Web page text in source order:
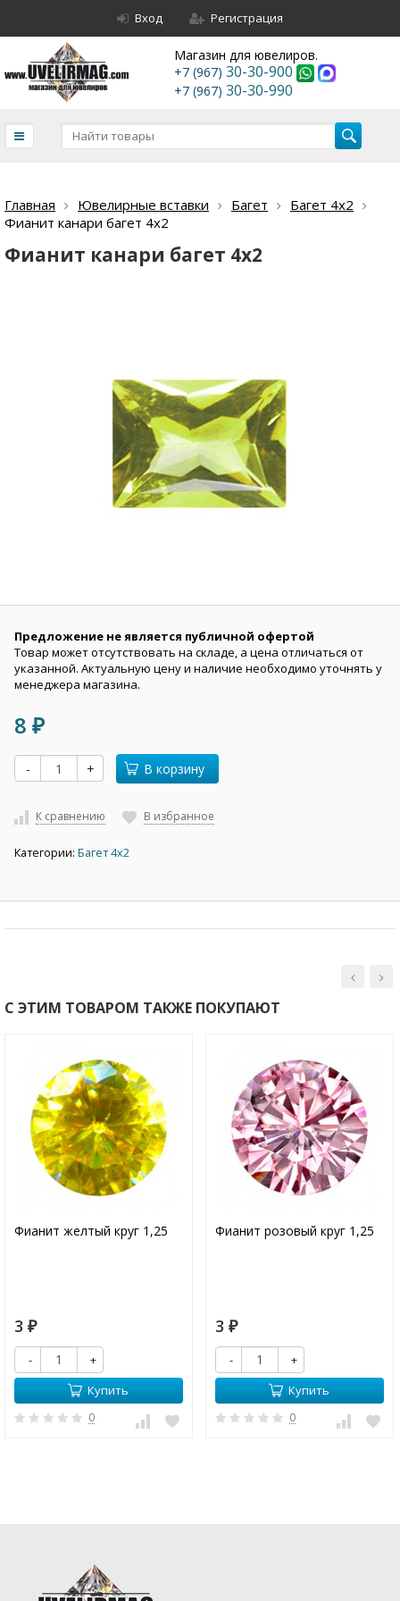
Вход Регистрация
Магазин для ювелиров.
+7 (967) 30-30-900
+7 (967) 30-30-990
Главная Ювелирные вставки Багет
Багет 4х2
Фианит канари багет 4х2
Фианит канари багет 4х2
Предложение не является публичной офертой
Товар может отсутствовать на складе, а цена отличаться от
указанной. Актуальную цену и наличие необходимо уточнять у
менеджера магазина.
8 ₽
- + В корзину
К сравнению В избранное
Категории: Багет 4х2
С ЭТИМ ТОВАРОМ ТАКЖЕ ПОКУПАЮТ
Фианит желтый круг 1,25
3 ₽
-
+
Купить
0
Фианит розовый круг 1,25
3 ₽
-
+
Купить
0